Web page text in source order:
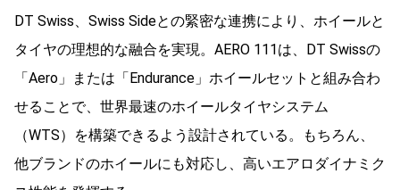
DT Swiss、Swiss Sideとの緊密な連携により、ホイールと
タイヤの理想的な融合を実現。AERO 111は、DT Swissの
「Aero」または「Endurance」ホイールセットと組み合わ
せることで、世界最速のホイールタイヤシステム
（WTS）を構築できるよう設計されている。もちろん、
他ブランドのホイールにも対応し、高いエアロダイナミク